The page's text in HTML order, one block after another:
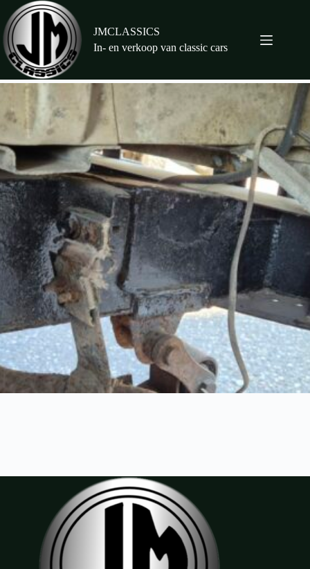
naar
de
inhoud
JMCLASSICS
In- en verkoop van classic cars